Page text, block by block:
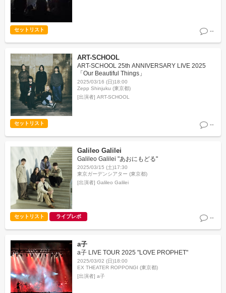
セットリスト --
ART-SCHOOL
ART-SCHOOL 25th ANNIVERSARY LIVE 2025
「Our Beautiful Things」
2025/03/16 (日)18:00
Zepp Shinjuku (東京都)
[出演者] ART-SCHOOL
セットリスト --
Galileo Galilei
Galileo Galilei "あおにもどる"
2025/03/15 (土)17:30
東京ガーデンシアター (東京都)
[出演者] Galileo Galilei
セットリスト ライブレポ --
a子
a子 LIVE TOUR 2025 "LOVE PROPHET"
2025/03/02 (日)18:00
EX THEATER ROPPONGI (東京都)
[出演者] a子